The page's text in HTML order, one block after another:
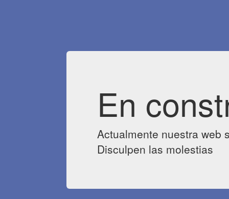
En
Actualmente nuestra web
Disculpen las molestias